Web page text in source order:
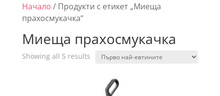
Начало / Продукти с етикет „Миеща
прахосмукачка“
Миеща прахосмукачка
Showing all 5 resultsSorted